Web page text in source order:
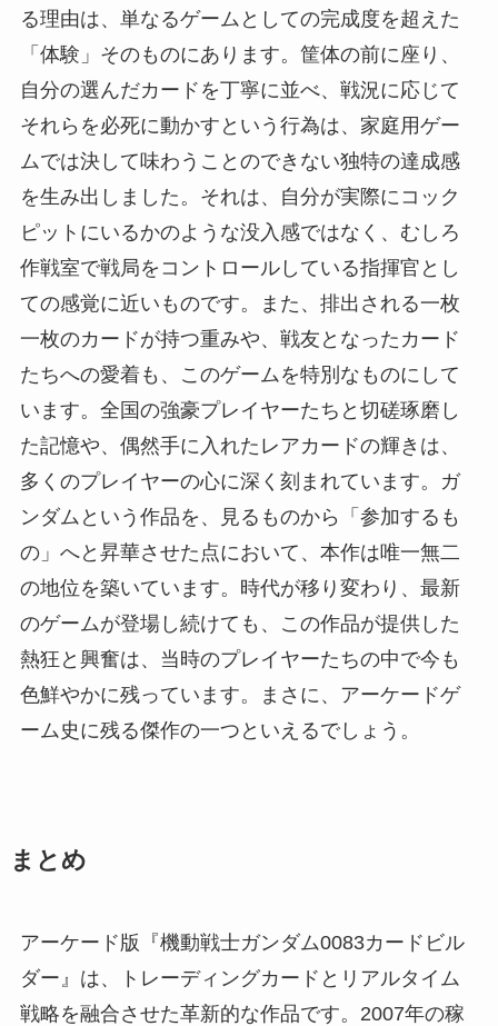
る理由は、単なるゲームとしての完成度を超えた
「体験」そのものにあります。筐体の前に座り、
自分の選んだカードを丁寧に並べ、戦況に応じて
それらを必死に動かすという行為は、家庭用ゲー
ムでは決して味わうことのできない独特の達成感
を生み出しました。それは、自分が実際にコック
ピットにいるかのような没入感ではなく、むしろ
作戦室で戦局をコントロールしている指揮官とし
ての感覚に近いものです。また、排出される一枚
一枚のカードが持つ重みや、戦友となったカード
たちへの愛着も、このゲームを特別なものにして
います。全国の強豪プレイヤーたちと切磋琢磨し
た記憶や、偶然手に入れたレアカードの輝きは、
多くのプレイヤーの心に深く刻まれています。ガ
ンダムという作品を、見るものから「参加するも
の」へと昇華させた点において、本作は唯一無二
の地位を築いています。時代が移り変わり、最新
のゲームが登場し続けても、この作品が提供した
熱狂と興奮は、当時のプレイヤーたちの中で今も
色鮮やかに残っています。まさに、アーケードゲ
ーム史に残る傑作の一つといえるでしょう。
まとめ
アーケード版『機動戦士ガンダム0083カードビル
ダー』は、トレーディングカードとリアルタイム
戦略を融合させた革新的な作品です。2007年の稼